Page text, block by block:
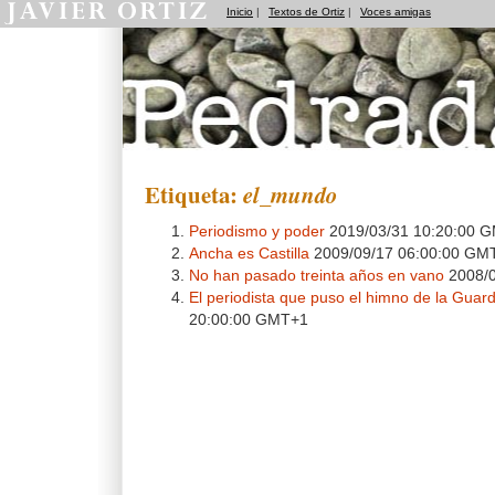
Inicio | Textos de Ortiz | Voces amigas
Etiqueta: el_mundo
Periodismo y poder 2019/03/31 10:20:00
Ancha es Castilla 2009/09/17 06:00:00
No han pasado treinta años en vano 2008/
El periodista que puso el himno de la
20:00:00 GMT+1